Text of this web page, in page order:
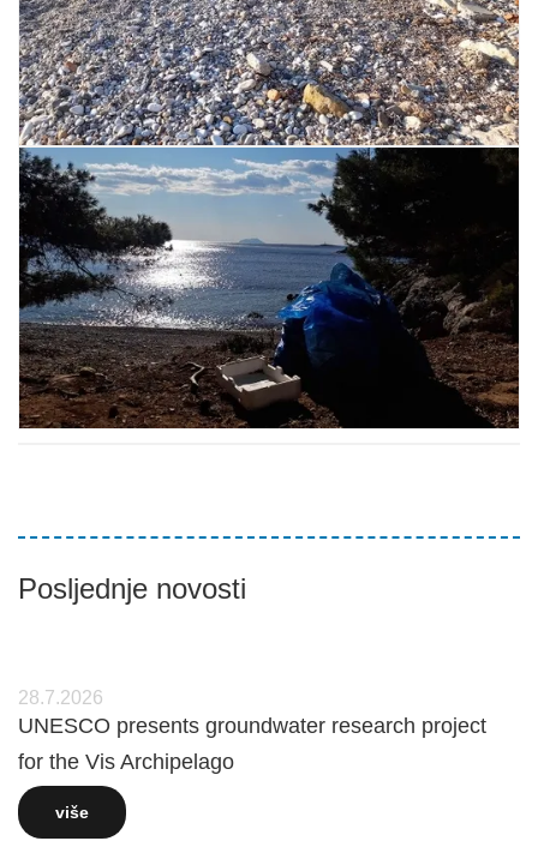
Posljednje novosti
28.7.2026
UNESCO presents groundwater research project
for the Vis Archipelago
više